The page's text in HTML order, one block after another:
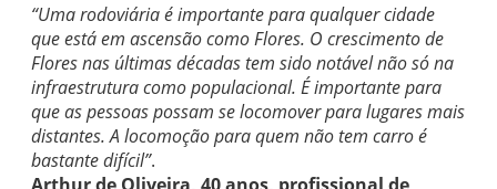
“Uma rodoviária é importante para qualquer cidade
que está em ascensão como Flores. O crescimento de
Flores nas últimas décadas tem sido notável não só na
infraestrutura como populacional. É importante para
que as pessoas possam se locomover para lugares mais
distantes. A locomoção para quem não tem carro é
bastante difícil”.